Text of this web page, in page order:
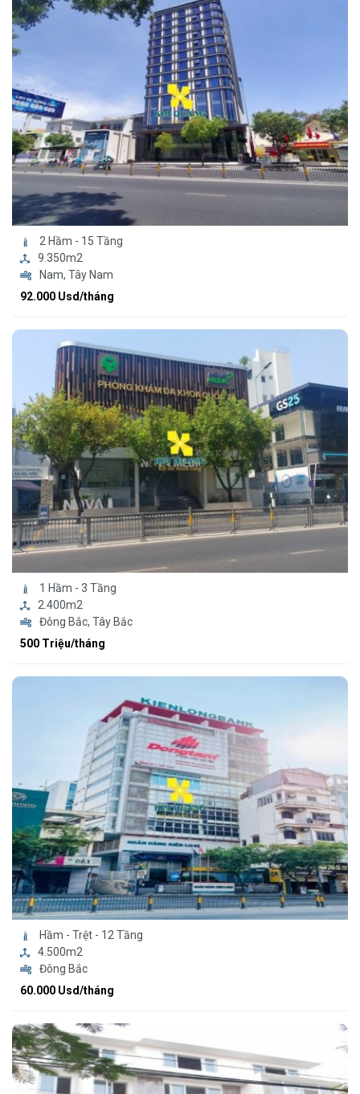
2 Hầm - 15 Tầng
9.350m2
Nam, Tây Nam
92.000 Usd/tháng
1 Hầm - 3 Tầng
2.400m2
Đông Bắc, Tây Bắc
500 Triệu/tháng
Hầm - Trệt - 12 Tầng
4.500m2
Đông Bắc
60.000 Usd/tháng